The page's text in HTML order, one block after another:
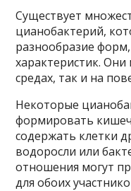
Существует
цианобактерий,
разнообразие
характеристик.
средах, так и на
Некоторые
формировать
содержать клетки
водоросли или
отношения могут
для обоих